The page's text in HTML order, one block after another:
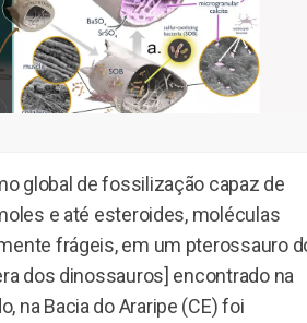
global de fossilização capaz de
e até esteroides, moléculas
frágeis, em um pterossauro
dos dinossauros] encontrado na
na Bacia do Araripe (CE) foi